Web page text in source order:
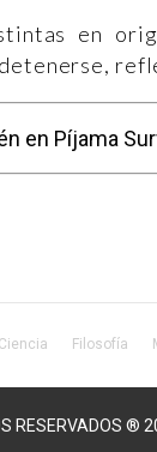
en
detenerse,
en Píjama
Ciencia Filosofía
RESERVADOS ®